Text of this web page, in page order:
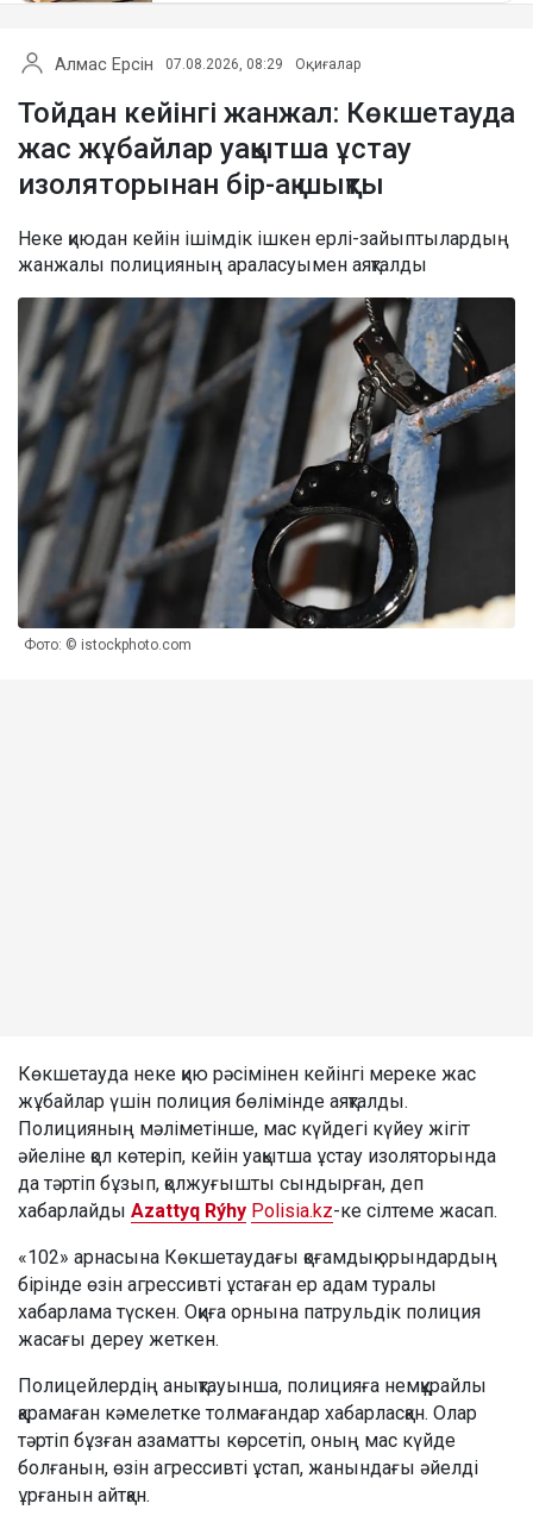
Алмас Ерсін 07.08.2026, 08:29 Оқиғалар
Тойдан кейінгі жанжал: Көкшетауда
жас жұбайлар уақытша ұстау
изоляторынан бір-ақ шықты
Неке қиюдан кейін ішімдік ішкен ерлі-зайыптылардың
жанжалы полицияның араласуымен аяқталды
Фото: © istockphoto.com
Көкшетауда неке қию рәсімінен кейінгі мереке жас
жұбайлар үшін полиция бөлімінде аяқталды.
Полицияның мәліметінше, мас күйдегі күйеу жігіт
әйеліне қол көтеріп, кейін уақытша ұстау изоляторында
да тәртіп бұзып, қолжуғышты сындырған, деп
хабарлайды Azattyq Rýhy Polisia.kz-ке сілтеме жасап.
«102» арнасына Көкшетаудағы қоғамдық орындардың
бірінде өзін агрессивті ұстаған ер адам туралы
хабарлама түскен. Оқиға орнына патрульдік полиция
жасағы дереу жеткен.
Полицейлердің анықтауынша, полицияға немқұрайлы
қарамаған кәмелетке толмағандар хабарласқан. Олар
тәртіп бұзған азаматты көрсетіп, оның мас күйде
болғанын, өзін агрессивті ұстап, жанындағы әйелді
ұрғанын айтқан.